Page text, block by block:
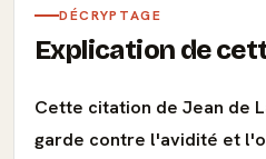
DÉCRYPTAGE
Explication de
Cette citation de Jean de
garde contre l'avidité et